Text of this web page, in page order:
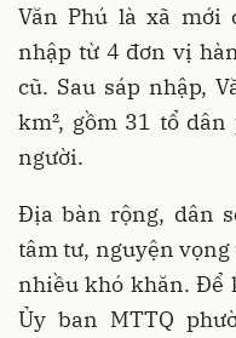
Văn Phú là xã mới
nhập từ 4 đơn vị
cũ. Sau sáp nhập,
km², gồm 31 tổ
người.
Địa bàn rộng, dân
tâm tư, nguyện
nhiều khó khăn. Để
Ủy ban MTTQ